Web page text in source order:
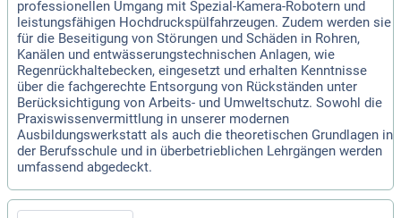
professionellen Umgang mit Spezial-Kamera-Robotern und
leistungsfähigen Hochdruckspülfahrzeugen. Zudem werden sie
für die Beseitigung von Störungen und Schäden in Rohren,
Kanälen und entwässerungstechnischen Anlagen, wie
Regenrückhaltebecken, eingesetzt und erhalten Kenntnisse
über die fachgerechte Entsorgung von Rückständen unter
Berücksichtigung von Arbeits- und Umweltschutz. Sowohl die
Praxiswissenvermittlung in unserer modernen
Ausbildungswerkstatt als auch die theoretischen Grundlagen in
der Berufsschule und in überbetrieblichen Lehrgängen werden
umfassend abgedeckt.